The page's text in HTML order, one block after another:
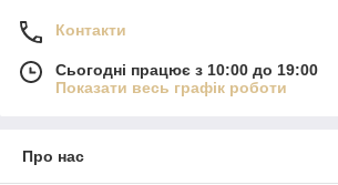
Контакти
Сьогодні працює з 10:00 до 19:00
Показати весь графік роботи
Про нас